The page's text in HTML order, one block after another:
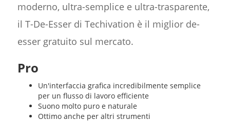
moderno, ultra-semplice e ultra-trasparente,
il T-De-Esser di Techivation è il miglior de-
esser gratuito sul mercato.
Pro
Un'interfaccia grafica incredibilmente semplice
per un flusso di lavoro efficiente
Suono molto puro e naturale
Ottimo anche per altri strumenti